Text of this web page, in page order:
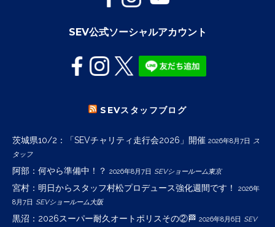
SEV公式ソーシャルアカウント
SEVスタッフブログ
茨城県10/2：「SEVチャリティ走行会2026」開催 2026年8月7日
ス
タッフ
阿部：何やら準備中！？ 2026年8月7日 SEVショールーム東京
宮村：明日からスタッフ村松プロデュース強化週間です！
2026年
8月7日 SEVショールーム大阪
黒沼：2026スーパー耐久オートポリスその②🏁 2026年8月6日 SEV